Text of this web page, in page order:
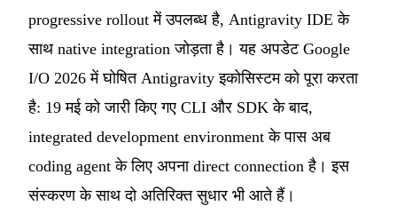
progressive rollout में उपलब्ध है, Antigravity IDE के
साथ native integration जोड़ता है। यह अपडेट Google
I/O 2026 में घोषित Antigravity इकोसिस्टम को पूरा करता
है: 19 मई को जारी किए गए CLI और SDK के बाद,
integrated development environment के पास अब
coding agent के लिए अपना direct connection है। इस
संस्करण के साथ दो अतिरिक्त सुधार भी आते हैं।